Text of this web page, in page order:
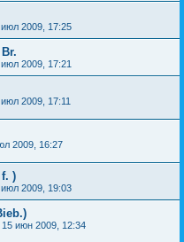
июл 2009, 17:25
июл 2009, 17:21
2009, 17:11
2009, 16:27
)
июл 2009, 19:03
15 июн 2009, 12:34